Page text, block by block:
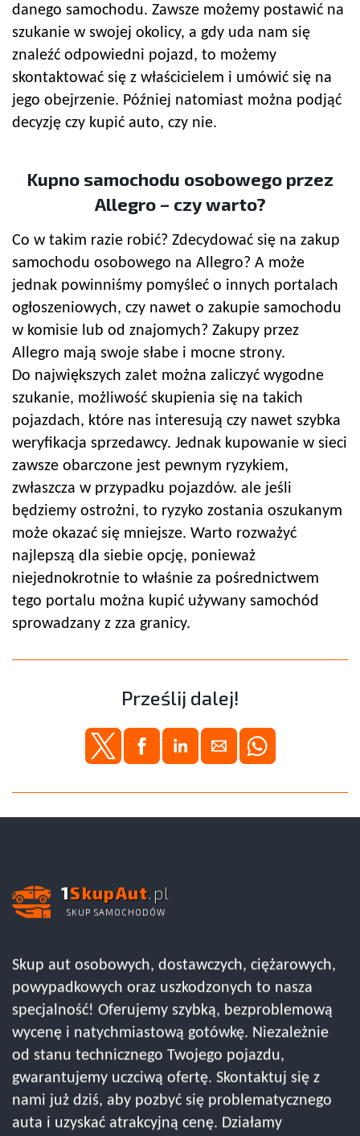
danego samochodu. Zawsze możemy postawić na
szukanie w swojej okolicy, a gdy uda nam się
znaleźć odpowiedni pojazd, to możemy
skontaktować się z właścicielem i umówić się na
jego obejrzenie. Później natomiast można podjąć
decyzję czy kupić auto, czy nie.
Kupno samochodu osobowego przez
Allegro – czy warto?
Co w takim razie robić? Zdecydować się na zakup
samochodu osobowego na Allegro? A może
jednak powinniśmy pomyśleć o innych portalach
ogłoszeniowych, czy nawet o zakupie samochodu
w komisie lub od znajomych? Zakupy przez
Allegro mają swoje słabe i mocne strony.
Do największych zalet można zaliczyć wygodne
szukanie, możliwość skupienia się na takich
pojazdach, które nas interesują czy nawet szybka
weryfikacja sprzedawcy. Jednak kupowanie w sieci
zawsze obarczone jest pewnym ryzykiem,
zwłaszcza w przypadku pojazdów. ale jeśli
będziemy ostrożni, to ryzyko zostania oszukanym
może okazać się mniejsze. Warto rozważyć
najlepszą dla siebie opcję, ponieważ
niejednokrotnie to właśnie za pośrednictwem
tego portalu można kupić używany samochód
sprowadzany z zza granicy.
Prześlij dalej!
1SkupAut .pl
SKUP SAMOCHODÓW
Skup aut osobowych, dostawczych, ciężarowych,
powypadkowych oraz uszkodzonych to nasza
specjalność! Oferujemy szybką, bezproblemową
wycenę i natychmiastową gotówkę. Niezależnie
od stanu technicznego Twojego pojazdu,
gwarantujemy uczciwą ofertę. Skontaktuj się z
nami już dziś, aby pozbyć się problematycznego
auta i uzyskać atrakcyjną cenę. Działamy